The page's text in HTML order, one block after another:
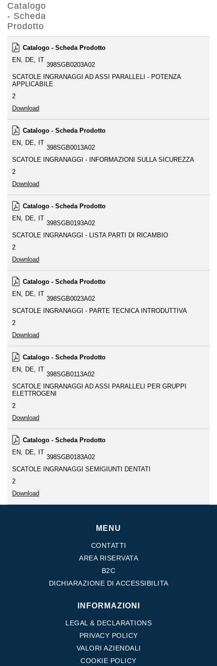
Catalogo
- Scheda
Prodotto
Catalogo - Scheda Prodotto
EN
DE IT
398SGB0203A02
SCATOLE INGRANAGGI AD ASSI PARALLELI - POTENZA
APPLICABILE
2
Download
Catalogo - Scheda Prodotto
EN
DE IT
398SGB0013A02
SCATOLE INGRANAGGI - INFORMAZIONI SULLA SICUREZZA
2
Download
Catalogo - Scheda Prodotto
EN
DE IT
398SGB0193A02
SCATOLE INGRANAGGI - LISTA PARTI DI RICAMBIO
2
Download
Catalogo - Scheda Prodotto
EN
DE IT
398SGB0023A02
SCATOLE INGRANAGGI - PARTE TECNICA INTRODUTTIVA
2
Download
Catalogo - Scheda Prodotto
EN
DE IT
398SGB0113A02
SCATOLE INGRANAGGI AD ASSI PARALLELI PER GRUPPI
ELETTROGENI
2
Download
Catalogo - Scheda Prodotto
EN
DE IT
398SGB0183A02
SCATOLE INGRANAGGI SEMIGIUNTI DENTATI
2
Download
MENU
CONTATTI
AREA RISERVATA
B2C
DICHIARAZIONE DI ACCESSIBILITA
INFORMAZIONI
LEGAL & DECLARATIONS
PRIVACY POLICY
VALORI AZIENDALI
COOKIE POLICY